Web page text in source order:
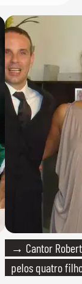
→ Cantor
pelos quatro